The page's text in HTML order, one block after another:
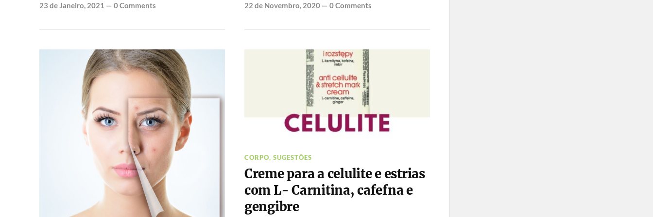
23 de Janeiro, 2021 — 0 Comments 22 de Novembro, 2020— 0 Comments
CORPO, SUGESTÕES
Creme para a celulite e estrias
com L- Carnitina, cafefna e
gengibre